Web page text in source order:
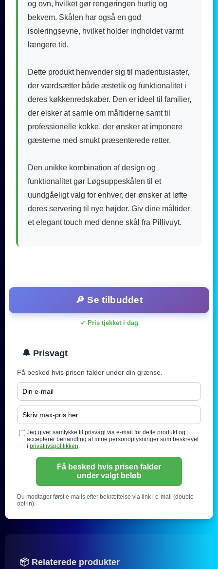
og ovn, hvilket gør rengøringen hurtig og
bekvem. Skålen har også en god
isoleringsevne, hvilket holder indholdet varmt
længere tid.
Dette produkt henvender sig til madentusiaster,
der værdsætter både æstetik og funktionalitet i
deres køkkenredskaber. Den er ideel til familier,
der elsker at samle om måltiderne samt til
professionelle kokke, der ønsker at imponere
gæsterne med smukt præsenterede retter.
Den unikke kombination af design og
funktionalitet gør Løgsuppeskålen til et
uundgåeligt valg for enhver, der ønsker at løfte
deres servering til nye højder. Giv dine måltider
et elegant touch med denne skål fra Pillivuyt.
🔎 Se tilbuddet
✓ Pris tjekket i dag
🔔 Prisvagt
Få besked hvis prisen falder under din grænse.
Jeg giver samtykke til prisvagt via e-mail for dette produkt og
accepterer behandling af mine personoplysninger som beskrevet
i privatlivspolitikken.
Få besked hvis prisen falder
under valgt beløb
Du modtager først e-mails efter bekræftelse via link i e-mail (double
opt-in).
📦 Relaterede produkter